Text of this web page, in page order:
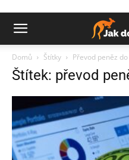
Domů Štítky Převod peněz
Štítek: převod